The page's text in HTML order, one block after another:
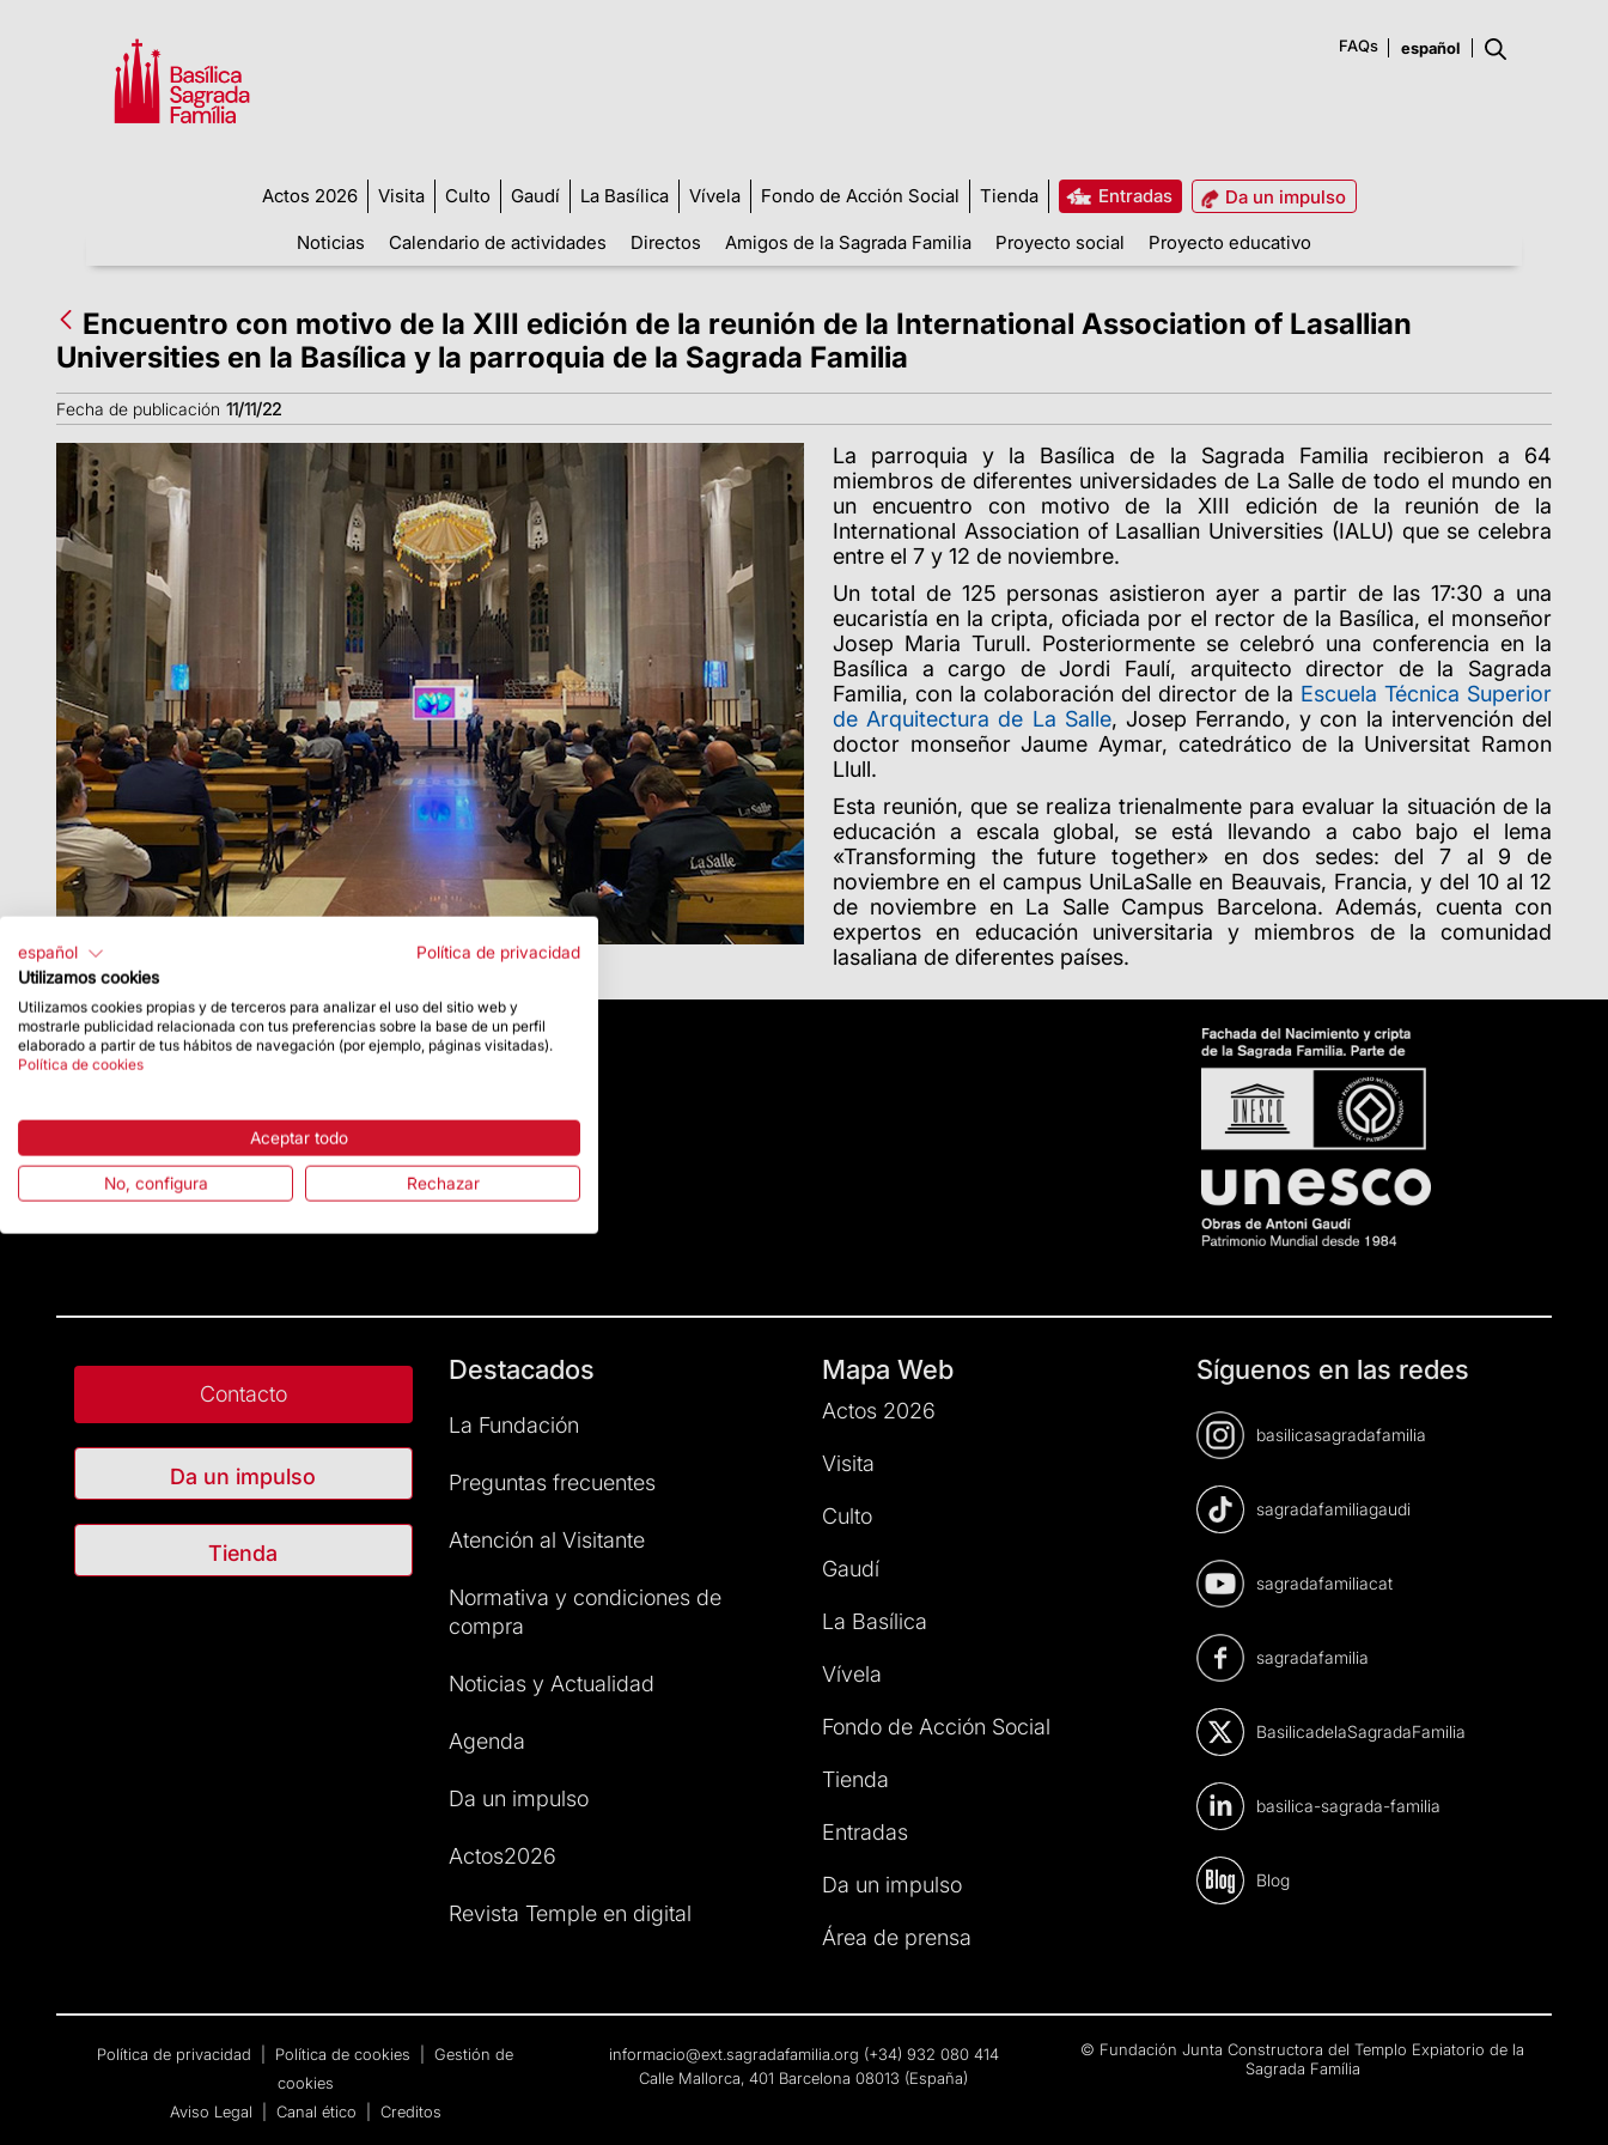
FAQs
Actos 2026 Visita Culto Gaudí La Basílica Vívela Fondo de Acción Social Tienda Entradas
Da un impulso
Noticias
Calendario de actividades Directos Amigos de la Sagrada Familia Proyecto social Proyecto educativo
Encuentro con motivo de la XIII edición de la reunión de la International Association of Lasallian
Universities en la Basílica y la parroquia de la Sagrada Familia
Fecha de publicación 11/11/22
La parroquia y la Basílica de la Sagrada Familia recibieron a 64
miembros de diferentes universidades de La Salle de todo el mundo en
un encuentro con motivo de la XIII edición de la reunión de la
International Association of Lasallian Universities (IALU) que se celebra
entre el 7 y 12 de noviembre.
Un total de 125 personas asistieron ayer a partir de las 17:30 a una
eucaristía en la cripta, oficiada por el rector de la Basílica, el monseñor
Josep Maria Turull. Posteriormente se celebró una conferencia en la
Basílica a cargo de Jordi Faulí, arquitecto director de la Sagrada
Familia, con la colaboración del director de la Escuela Técnica Superior
de Arquitectura de La Salle, Josep Ferrando, y con la intervención del
doctor monseñor Jaume Aymar, catedrático de la Universitat Ramon
Llull.
Esta reunión, que se realiza trienalmente para evaluar la situación de la
educación a escala global, se está llevando a cabo bajo el lema
«Transforming the future together»
en dos sedes: del 7 al 9 de
noviembre en el campus UniLaSalle en Beauvais, Francia, y del 10 al 12
de noviembre en La Salle Campus Barcelona. Además, cuenta con
expertos en educación universitaria y miembros de la comunidad
lasaliana de diferentes países.
Contacto
Da un impulso
Tienda
Destacados
La Fundación
Preguntas frecuentes
Atención al Visitante
Normativa y condiciones de
compra
Noticias y Actualidad
Agenda
Da un impulso
Actos2026
Revista Temple en digital
Mapa Web
Actos 2026
Visita
Culto
Gaudí
La Basílica
Vívela
Fondo de Acción Social
Tienda
Entradas
Da un impulso
Área de prensa
Síguenos en las redes
basilicasagradafamilia
sagradafamiliagaudi
sagradafamiliacat
sagradafamilia
BasilicadelaSagradaFamilia
basilica-sagrada-familia
Blog
Política de privacidad Política de cookies
Gestión de
cookies
Aviso Legal
Canal ético Creditos
informacio@ext.sagradafamilia.org (+34) 932 080 414
Calle Mallorca, 401 Barcelona 08013 (España)
© Fundación Junta Constructora del Templo Expiatorio de la
Sagrada Família
español
Política de privacidad
Utilizamos cookies
Utilizamos cookies propias y de terceros para analizar el uso del sitio web y
mostrarle publicidad relacionada con tus preferencias sobre la base de un perfil
elaborado a partir de tus hábitos de navegación (por ejemplo, páginas visitadas).
Política de cookies
Aceptar todo
No, configura Rechazar